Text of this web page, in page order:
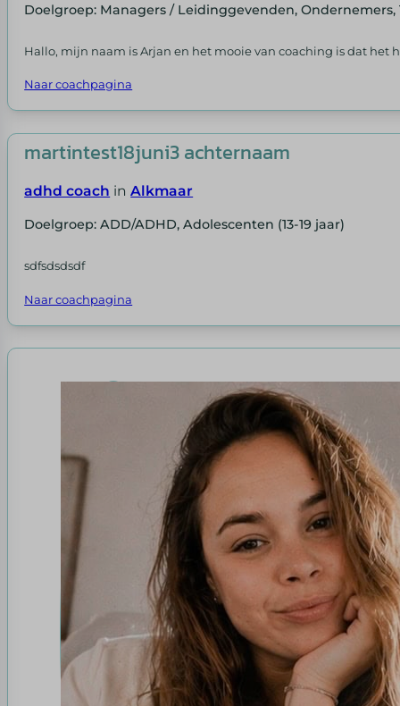
Doelgroep: Managers / Leidinggevenden, Ondernemers,
Hallo, mijn naam is Arjan en het mooie van coaching is dat
Naar coachpagina
martintest18juni3 achternaam
adhd coach inAlkmaar
Doelgroep: ADD/ADHD, Adolescenten (13-19 jaar)
sdfsdsdsdf
Naar coachpagina